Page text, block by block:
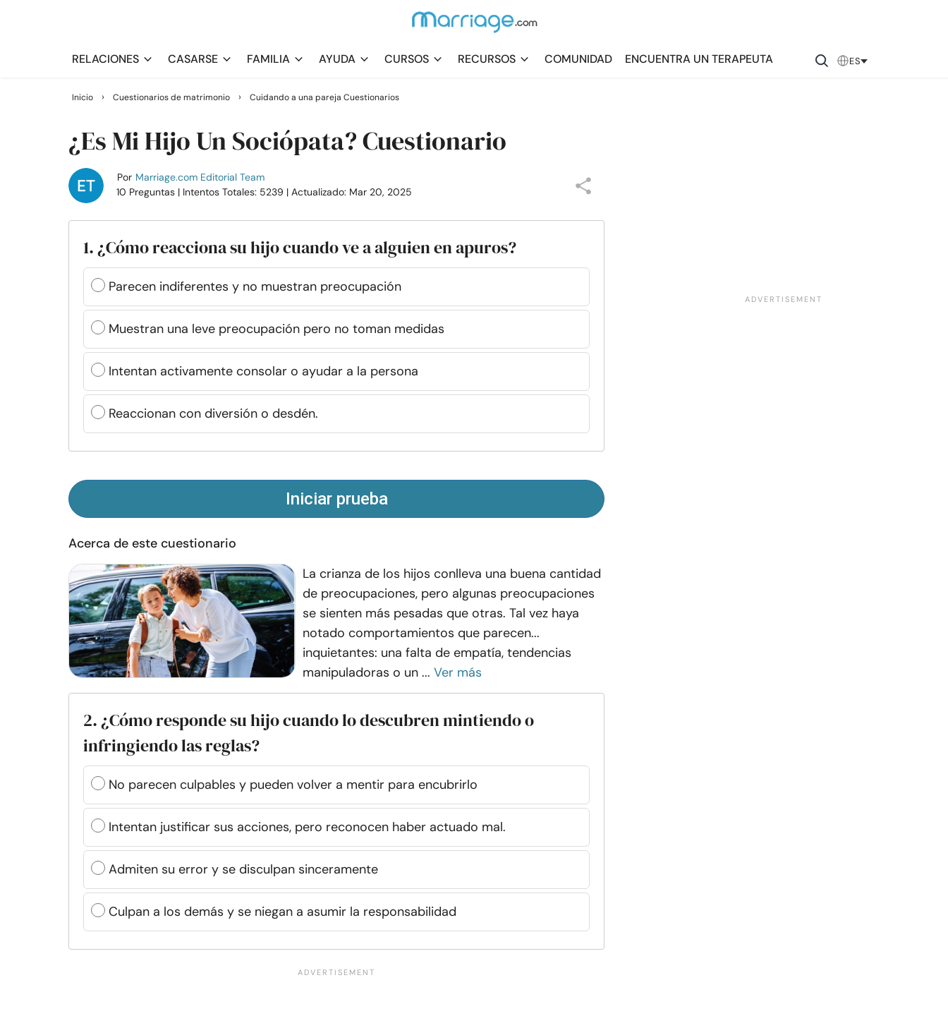
RELACIONES CASARSE FAMILIA AYUDA CURSOS RECURSOS COMUNIDAD ENCUENTRA UN TERAPEUTA ES
Inicio › Cuestionarios de matrimonio › Cuidando a una pareja Cuestionarios
¿Es Mi Hijo Un Sociópata? Cuestionario
Por Marriage.com Editorial Team
10 Preguntas | Intentos Totales: 5239 | Actualizado: Mar 20, 2025
1. ¿Cómo reacciona su hijo cuando ve a alguien en apuros?
Parecen indiferentes y no muestran preocupación
Muestran una leve preocupación pero no toman medidas
Intentan activamente consolar o ayudar a la persona
Reaccionan con diversión o desdén.
Iniciar prueba
Acerca de este cuestionario
La crianza de los hijos conlleva una buena cantidad
de preocupaciones, pero algunas preocupaciones
se sienten más pesadas que otras. Tal vez haya
notado comportamientos que parecen...
inquietantes: una falta de empatía, tendencias
manipuladoras o un ... Ver más
2. ¿Cómo responde su hijo cuando lo descubren mintiendo o
infringiendo las reglas?
No parecen culpables y pueden volver a mentir para encubrirlo
Intentan justificar sus acciones, pero reconocen haber actuado mal.
Admiten su error y se disculpan sinceramente
Culpan a los demás y se niegan a asumir la responsabilidad